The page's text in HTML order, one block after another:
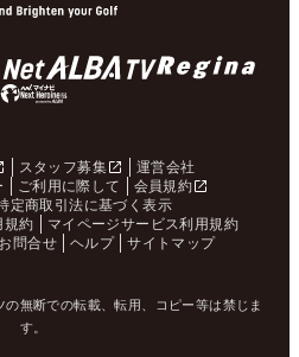
スタッフ募集
運営会社
ご利用に際して
会員規約
定商取引法に基づく表示
規約
マイページサービス利用規約
お問合せ ヘルプ サイトマップ
無断での転載、転用、コピー等は禁じま
す。